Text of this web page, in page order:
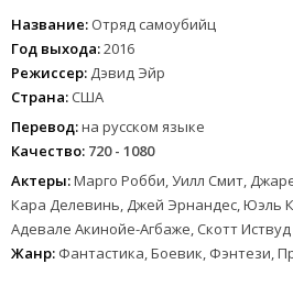
Название: Отряд самоубийц
Год выхода:2016
Режиссер: Дэвид Эйр
Страна: США
Перевод:на русском языке
Качество: 720 - 1080
Актеры:Марго Робби, Уилл Смит,
Кара Делевинь, Джей Эрнандес, Юэль
Адевале Акинойе-Агбаже, Скотт Иствуд
Жанр: Фантастика, Боевик, Фэнтези,